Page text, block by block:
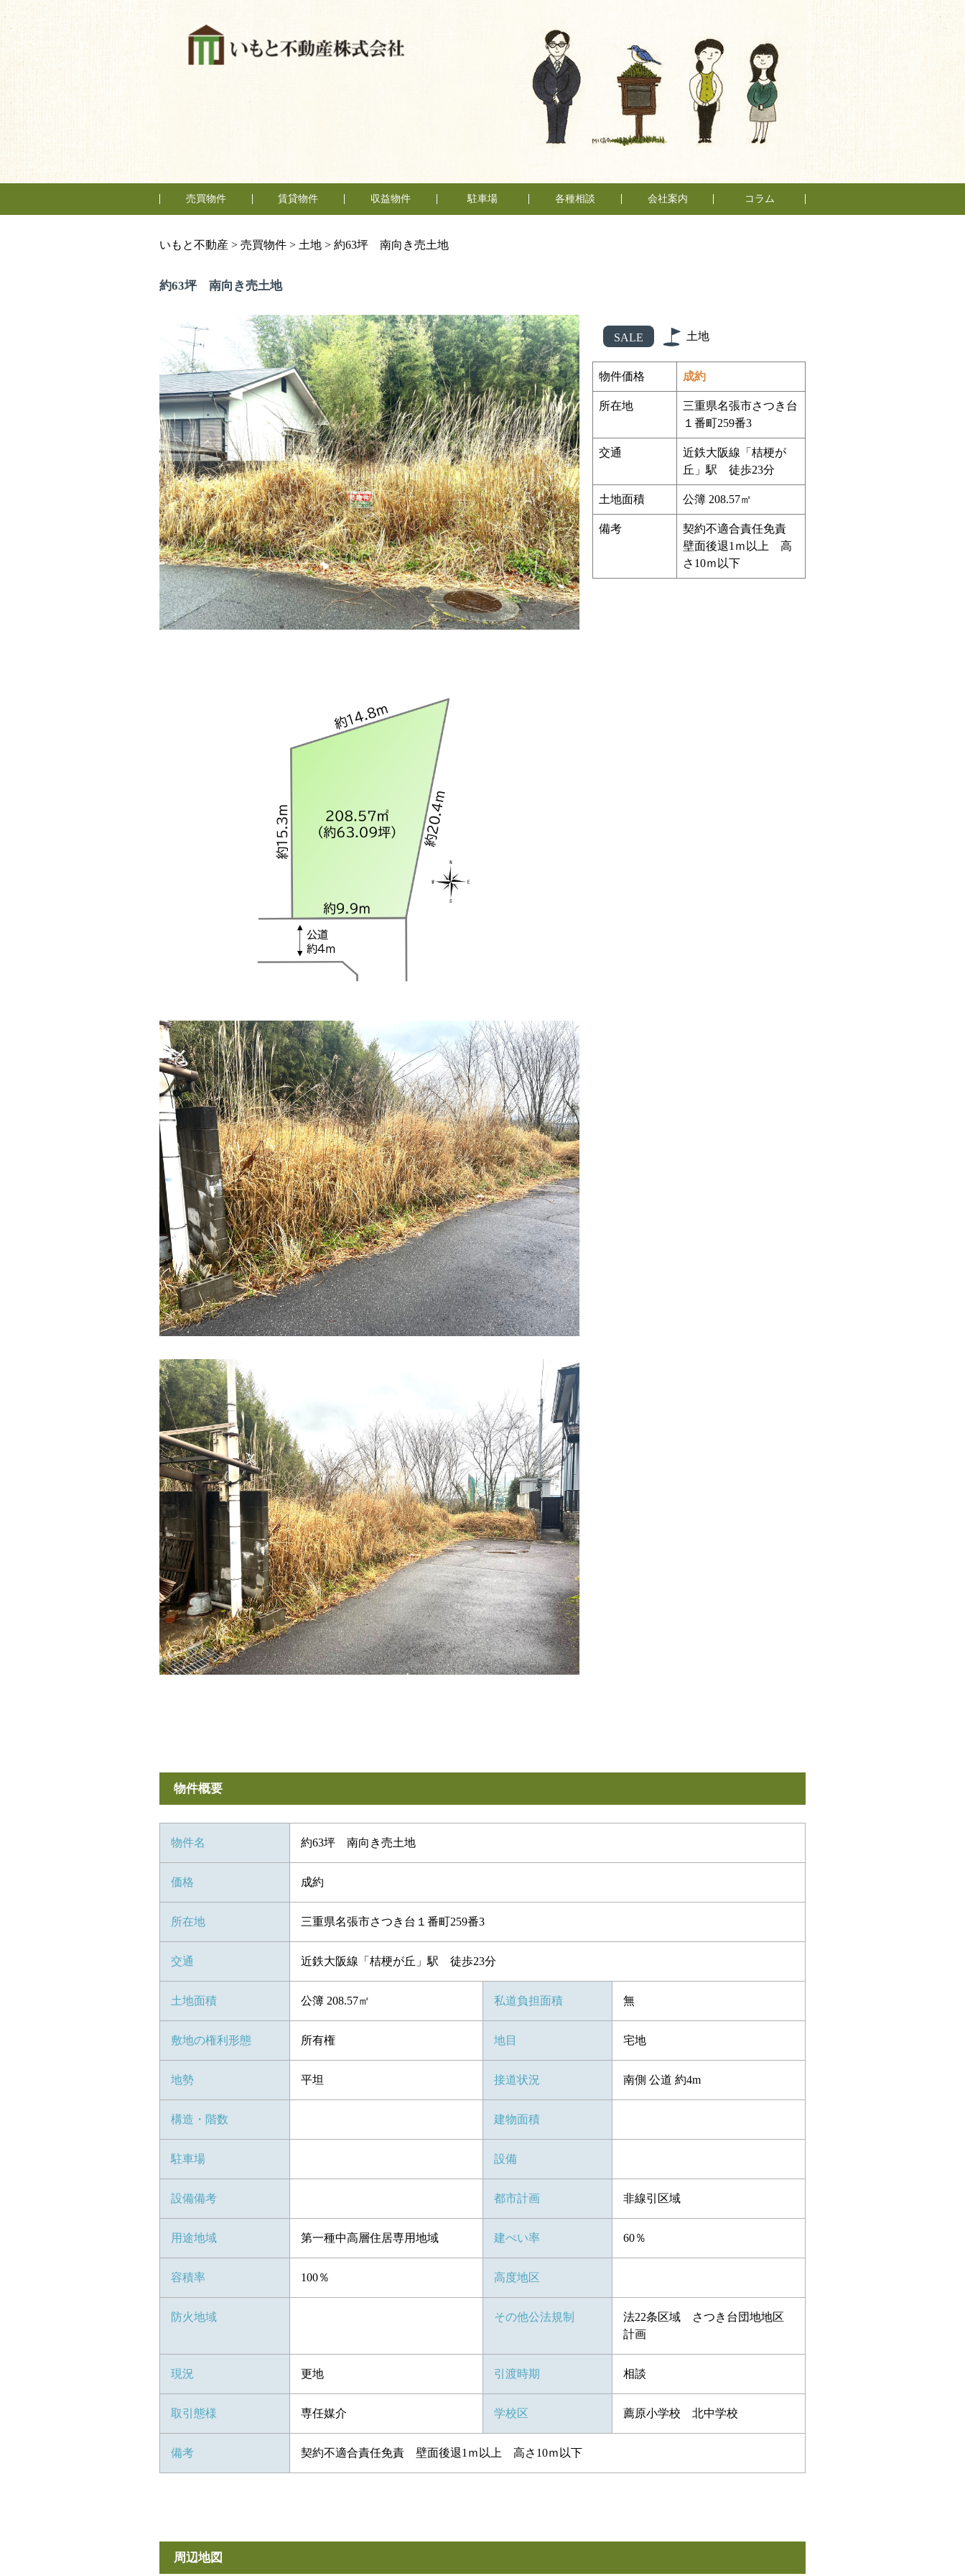
売買物件 賃貸物件
事務所
収益物件 駐車場 各種相談 会社案内 コラム
いもと不動産 > 売買物件 > 土地 > 約63坪 南向き売土地
約63坪 南向き売土地
SALE 土地
物件価格 成約
所在地
三重県名張市さつき台
１番町259番3
交通
近鉄大阪線「桔梗が
丘」駅 徒歩23分
土地面積 公簿 208.57㎡
備考
契約不適合責任免責
壁面後退1ｍ以上 高
さ10ｍ以下
物件概要
物件名 約63坪 南向き売土地
価格 成約
所在地 三重県名張市さつき台１番町259番3
交通 近鉄大阪線「桔梗が丘」駅 徒歩23分
土地面積 公簿 208.57㎡ 私道負担面積 無
敷地の権利形態 所有権 地目 宅地
地勢 平坦 接道状況 南側 公道 約4m
構造・階数 建物面積
駐車場 設備
設備備考 都市計画 非線引区域
用途地域 第一種中高層住居専用地域 建ぺい率 60％
容積率 100％ 高度地区
防火地域 その他公法規制
法22条区域 さつき台団地地区
計画
現況 更地 引渡時期 相談
取引態様 専任媒介 学校区 薦原小学校 北中学校
備考 契約不適合責任免責 壁面後退1ｍ以上 高さ10ｍ以下
周辺地図